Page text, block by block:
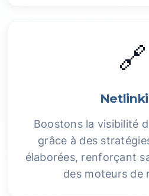
🔗
Boostons la visibilité
grâce à des
élaborées, renforçant
des moteurs de